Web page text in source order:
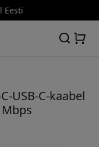
Eesti
USB-C-kaabel